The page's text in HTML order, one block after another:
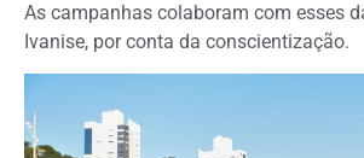
As campanhas colaboram com esses
Ivanise, por conta da conscientização.